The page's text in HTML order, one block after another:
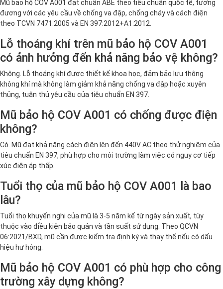
Mũ bảo hộ COV A001 đạt chuẩn ABE theo tiêu chuẩn quốc tế, tương
đương với các yêu cầu về chống va đập, chống cháy và cách điện
theo TCVN 7471:2005 và EN 397:2012+A1:2012.
Lỗ thoáng khí trên mũ bảo hộ COV A001
có ảnh hưởng đến khả năng bảo vệ không?
Không. Lỗ thoáng khí được thiết kế khoa học, đảm bảo lưu thông
không khí mà không làm giảm khả năng chống va đập hoặc xuyên
thủng, tuân thủ yêu cầu của tiêu chuẩn EN 397.
Mũ bảo hộ COV A001 có chống được điện
không?
Có. Mũ đạt khả năng cách điện lên đến 440V AC theo thử nghiệm của
tiêu chuẩn EN 397, phù hợp cho môi trường làm việc có nguy cơ tiếp
xúc điện áp thấp.
Tuổi thọ của mũ bảo hộ COV A001 là bao
lâu?
Tuổi thọ khuyến nghị của mũ là 3-5 năm kể từ ngày sản xuất, tùy
thuộc vào điều kiện bảo quản và tần suất sử dụng. Theo QCVN
06:2021/BXD, mũ cần được kiểm tra định kỳ và thay thế nếu có dấu
hiệu hư hỏng.
Mũ bảo hộ COV A001 có phù hợp cho công
trường xây dựng không?